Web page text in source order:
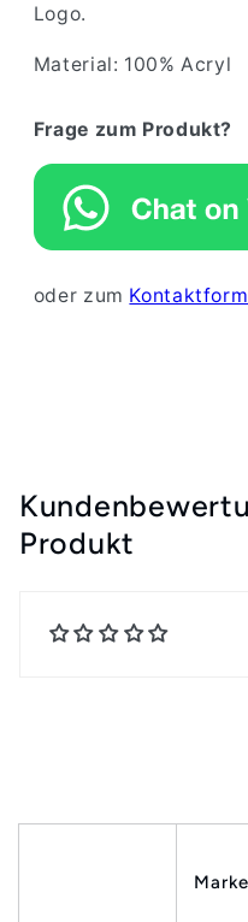
Logo.
Material: 100% Acryl
Frage zum Produkt?
oder zum
Produkt